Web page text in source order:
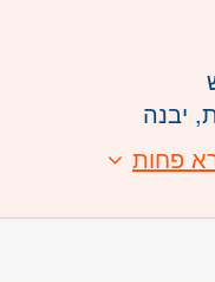
יבנה
פחות